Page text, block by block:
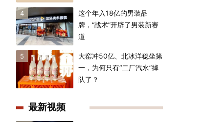
4
这个年入18亿的男装品
牌，“战术”开辟了男装新赛
道
5
大窑冲50亿、北冰洋稳坐第
一，为何只有“二厂汽水”掉
队了？
最新视频